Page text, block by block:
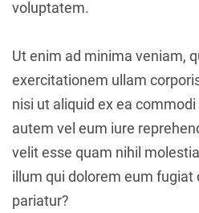
voluptatem.
Ut enim ad minima veniam,
exercitationem ullam
nisi ut aliquid ex ea
autem vel eum iure
velit esse quam nihil
illum qui dolorem eum fugiat
pariatur?